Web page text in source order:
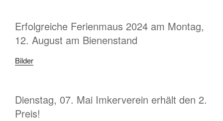
Erfolgreiche Ferienmaus 2024 am Montag,
12. August am Bienenstand
Bilder
Dienstag, 07. Mai Imkerverein erhält den 2.
Preis!